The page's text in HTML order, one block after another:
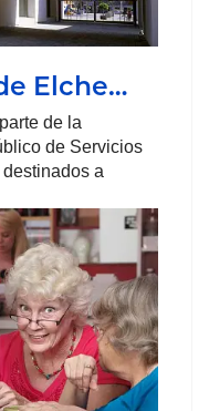
Elche…
de la
de Servicios
a